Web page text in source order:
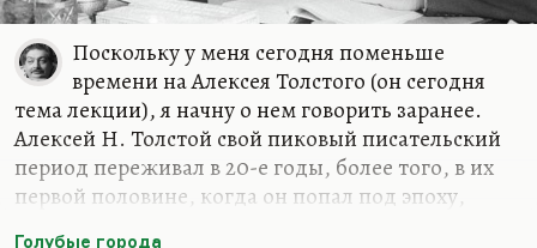
Поскольку у меня сегодня поменьше
времени на Алексея Толстого (он сегодня
тема лекции), я начну о нем говорить заранее.
Алексей Н. Толстой свой пиковый писательский
период переживал в 20-е годы, более того, в их
первой половине, когда он попал под эпоху,
Голубые города